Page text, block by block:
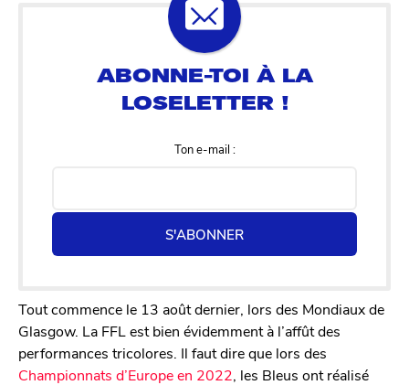
Ton e-mail :
S'ABONNER
Tout commence le 13 août dernier, lors des Mondiaux de
Glasgow. La FFL est bien évidemment à l’affût des
performances tricolores. Il faut dire que lors des
Championnats d’Europe en 2022 , les Bleus ont réalisé